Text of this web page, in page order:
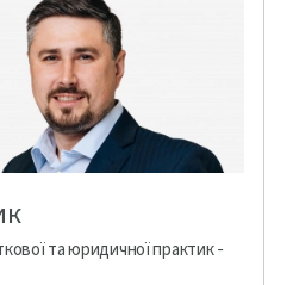
та юридичної практик -